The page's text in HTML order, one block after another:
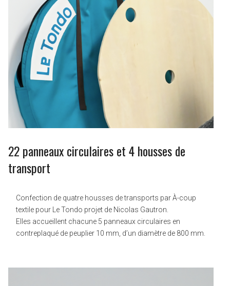
22 panneaux circulaires et 4 housses de
transport
Confection de quatre housses de transports par À-coup
textile pour Le Tondo projet de Nicolas Gautron.
Elles accueillent chacune 5 panneaux circulaires en
contreplaqué de peuplier 10 mm, d’un diamètre de 800 mm.